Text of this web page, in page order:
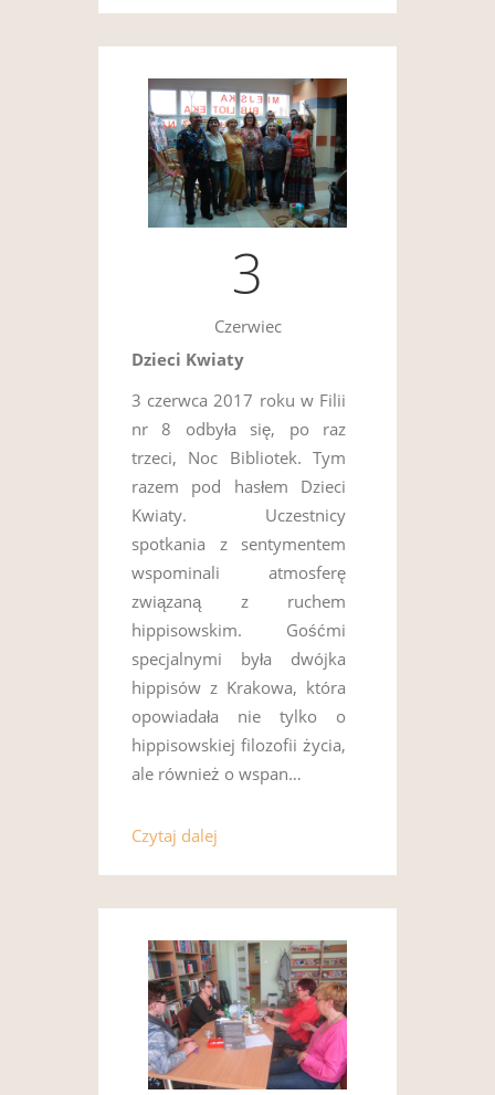
3
Czerwiec
Dzieci Kwiaty
3 czerwca 2017 roku w Filii
nr 8 odbyła się, po raz
trzeci, Noc Bibliotek. Tym
razem pod hasłem Dzieci
Kwiaty. Uczestnicy
spotkania z sentymentem
wspominali atmosferę
związaną z ruchem
hippisowskim. Gośćmi
specjalnymi była dwójka
hippisów z Krakowa, która
opowiadała nie tylko o
hippisowskiej filozofii życia,
ale również o wspan…
Czytaj dalej